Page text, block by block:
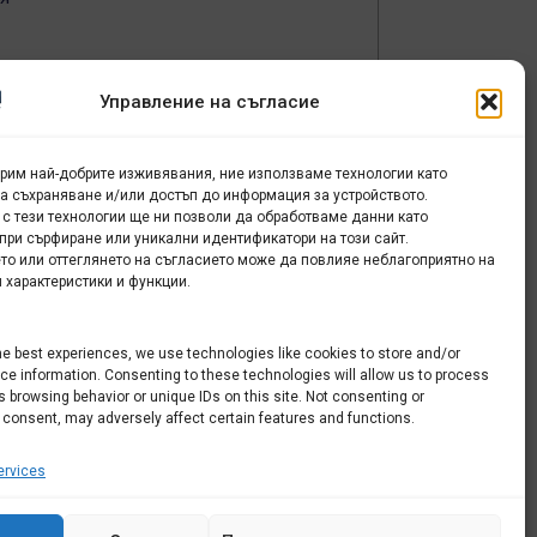
Управление на съгласие
най-добрите изживявания, ние използваме технологии като
съхраняване и/или достъп до информация за устройството.
тези технологии ще ни позволи да обработваме данни като
сърфиране или уникални идентификатори на този сайт.
или оттеглянето на съгласието може да повлияе неблагоприятно на
и функции.
best experiences, we use technologies like cookies to store and/or
information. Consenting to these technologies will allow us to process
browsing behavior or unique IDs on this site. Not consenting or
may adversely affect certain features and functions.